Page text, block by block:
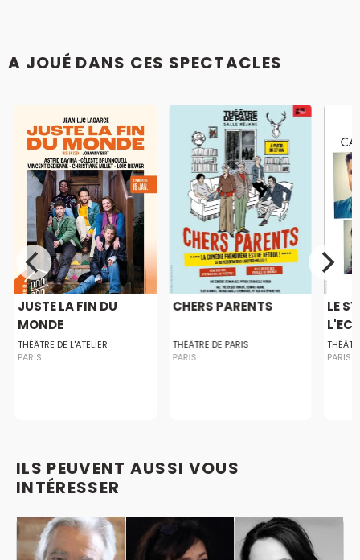
A JOUÉ DANS CES SPECTACLES
JUSTE LA FIN DU
MONDE
THÉÂTRE DE L'ATELIER
PARIS
CHERS PARENTS
THÉÂTRE DE PARIS
PARIS
LE
PARIS
ILS PEUVENT AUSSI VOUS
INTÉRESSER